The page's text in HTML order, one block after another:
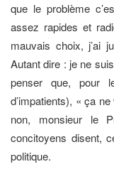
que le problème
assez rapides et
mauvais choix, j’ai
Autant dire : je ne
penser que, pour
d’impatients), « ça
non, monsieur le
concitoyens disent,
politique.